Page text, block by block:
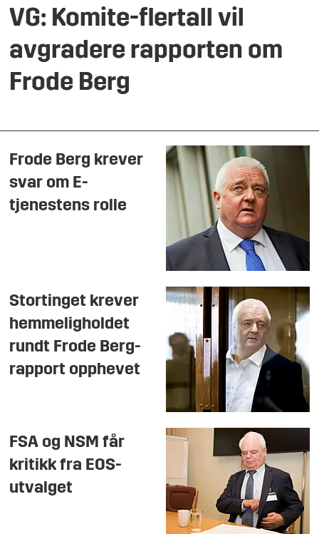
VG: Komite-flertall vil
avgradere rapporten om
Frode Berg
Frode Berg krever
svar om E-
tjenestens rolle
Stortinget krever
hemmeligholdet
rundt Frode Berg-
rapport opphevet
FSA og NSM får
kritikk fra EOS-
utvalget